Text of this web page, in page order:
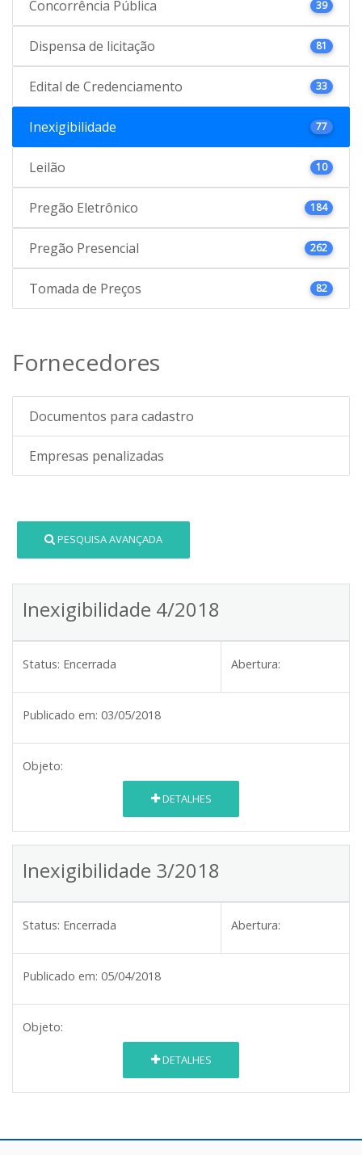
Concorrência Pública 39
Dispensa de licitação 81
Edital de Credenciamento 33
Inexigibilidade 77
Leilão 10
Pregão Eletrônico 184
Pregão Presencial 262
Tomada de Preços 82
Fornecedores
Documentos para cadastro
Empresas penalizadas
PESQUISA AVANÇADA
Inexigibilidade 4/2018
Status: Encerrada Abertura:
Publicado em: 03/05/2018
Objeto:
DETALHES
Inexigibilidade 3/2018
Status: Encerrada Abertura:
Publicado em: 05/04/2018
Objeto:
DETALHES